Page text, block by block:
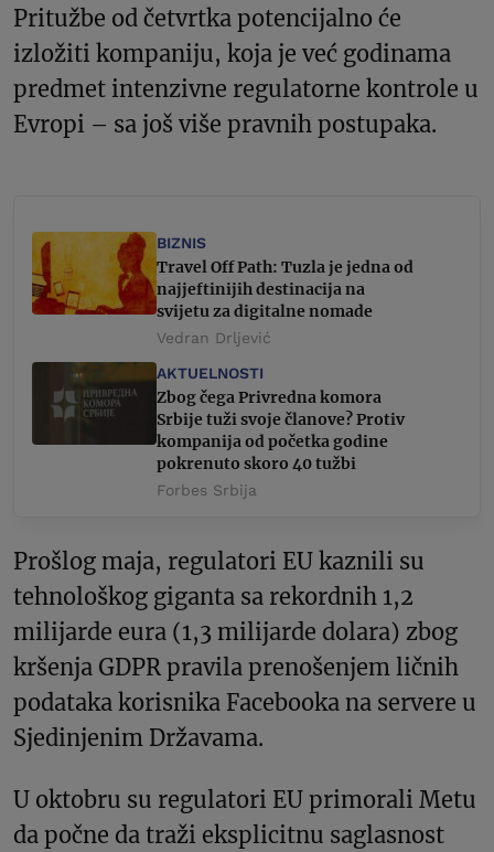
Pritužbe od četvrtka potencijalno će
izložiti kompaniju, koja je već godinama
predmet intenzivne regulatorne kontrole u
Evropi – sa još više pravnih postupaka.
BIZNIS
Travel Off Path: Tuzla je jedna od
najjeftinijih destinacija na
svijetu za digitalne nomade
Vedran Drljević
AKTUELNOSTI
Zbog čega Privredna komora
Srbije tuži svoje članove? Protiv
kompanija od početka godine
pokrenuto skoro 40 tužbi
Forbes Srbija
Prošlog maja, regulatori EU kaznili su
tehnološkog giganta sa rekordnih 1,2
milijarde eura (1,3 milijarde dolara) zbog
kršenja GDPR pravila prenošenjem ličnih
podataka korisnika Facebooka na servere u
Sjedinjenim Državama.
U oktobru su regulatori EU primorali Metu
da počne da traži eksplicitnu saglasnost